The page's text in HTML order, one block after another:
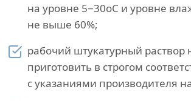
на уровне 5−30оС и уровне
не выше 60%;
рабочий штукатурный раствор
приготовить в строгом
с указаниями производителя